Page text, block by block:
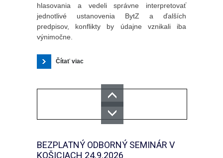
hlasovania a vedeli správne interpretovať
jednotlivé ustanovenia BytZ a ďalších
predpisov, konflikty by údajne vznikali iba
výnimočne.
Čítať viac
BEZPLATNÝ ODBORNÝ SEMINÁR V
KOŠICIACH 24.9.2026